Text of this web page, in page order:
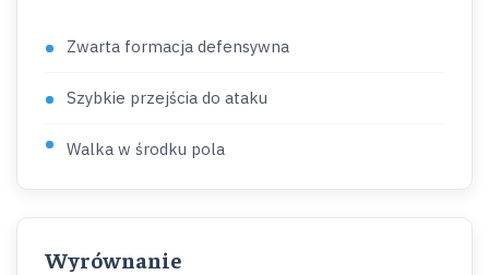
Zwarta formacja defensywna
Szybkie przejścia do ataku
Walka w środku pola
Wyrównanie